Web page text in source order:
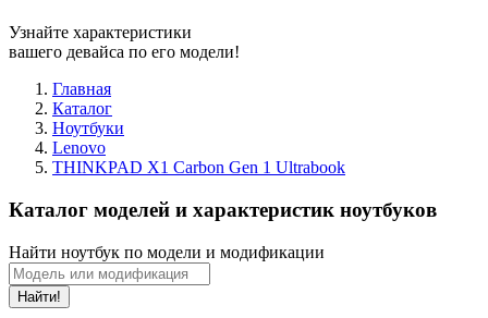
Узнайте характеристики
вашего девайса по его модели!
Главная
Каталог
Ноутбуки
Lenovo
THINKPAD X1 Carbon Gen 1 Ultrabook
Каталог моделей и характеристик ноутбуков
Найти ноутбук по модели и модификации
Найти!